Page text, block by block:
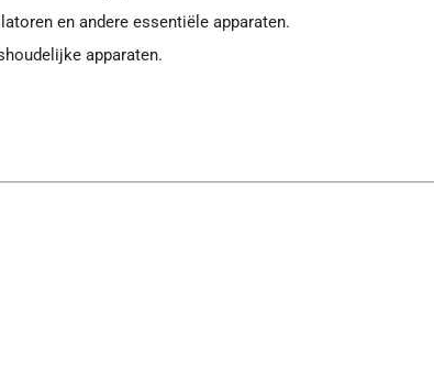
en andere essentiële apparaten.
apparaten.